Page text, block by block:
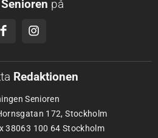
Senioren på
Redaktionen
Senioren
172, Stockholm
38063 100 64 Stockholm